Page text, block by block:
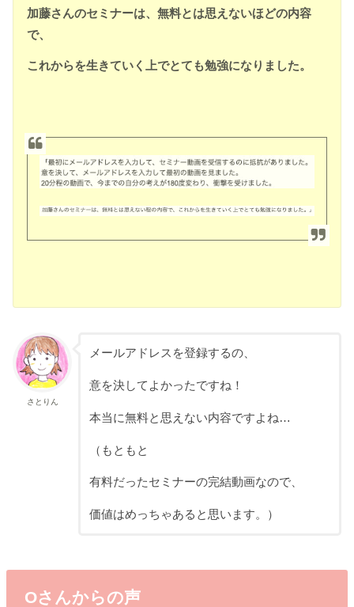
加藤さんのセミナーは、無料とは思えないほどの内容
で、
これからを生きていく上でとても勉強になりました。
さとりん
メールアドレスを登録するの、
意を決してよかったですね！
本当に無料と思えない内容ですよね…
（もともと
有料だったセミナーの完結動画なので、
価値はめっちゃあると思います。）
Oさんからの声